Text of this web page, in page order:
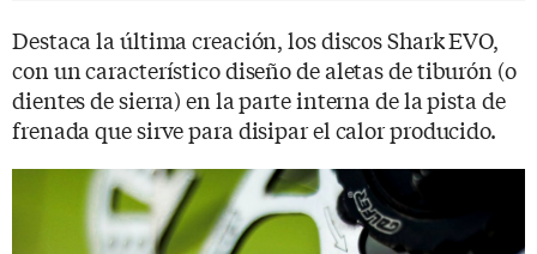
Destaca la última creación, los discos Shark EVO,
con un característico diseño de aletas de tiburón (o
dientes de sierra) en la parte interna de la pista de
frenada que sirve para disipar el calor producido.